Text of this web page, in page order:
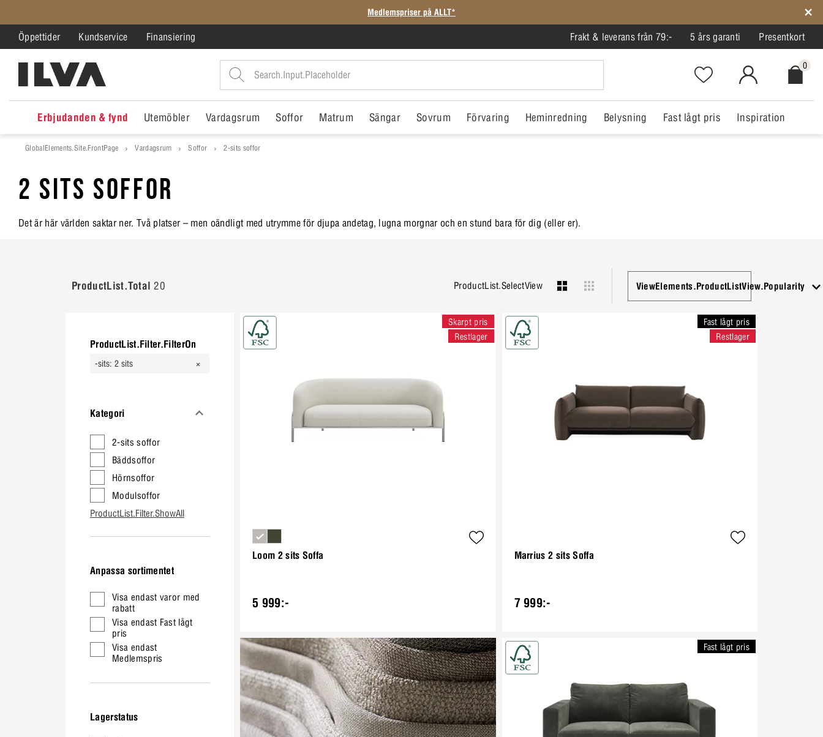
Medlemspriser på ALLT*
Öppettider Kundservice Finansiering Frakt & leverans från 79:- 5 års garanti Presentkort
Favorites.NavigationButton.Text
MitIlva.Login
0
Erbjudanden & fynd Utemöbler Vardagsrum Soffor Matrum Sängar Sovrum Förvaring Heminredning Belysning Fast lågt pris Inspiration
GlobalElements.Site.FrontPage Vardagsrum Soffor 2-sits soffor
2 SITS SOFFOR
Det är här världen saktar ner. Två platser – men oändligt med utrymme för djupa andetag, lugna morgnar och en stund bara för dig (eller er).
ProductList.Total 20 ProductList.SelectView ViewElements.ProductListView.Popularity
ProductList.Filter.FilterOn
-sits: 2 sits
Kategori
2-sits soffor
Bäddsoffor
Hörnsoffor
Modulsoffor
ProductList.Filter.ShowAll
Anpassa sortimentet
Visa endast varor med
rabatt
Visa endast Fast lågt
pris
Visa endast
Medlemspris
Lagerstatus
Loom 2 sits Soffa
5 999:-
Skarpt pris
Restlager
Marrius 2 sits Soffa
7 999:-
Fast lågt pris
Restlager
Fast lågt pris